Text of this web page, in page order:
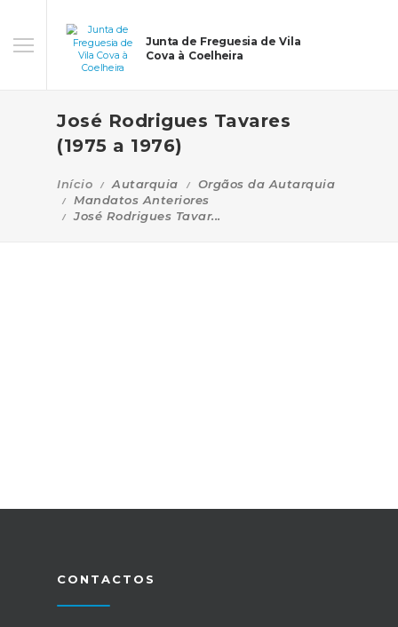
Junta de Freguesia de Vila
Cova à Coelheira
José Rodrigues Tavares
(1975 a 1976)
Início Autarquia
Orgãos da Autarquia
Mandatos Anteriores
José Rodrigues Tavar...
CONTACTOS